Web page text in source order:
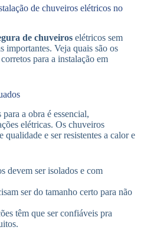
de chuveiros elétricos no
de chuveiros elétricos sem
importantes. Veja quais são os
para a instalação em
a obra é essencial,
elétricas. Os chuveiros
qualidade e ser resistentes a calor e
devem ser isolados e com
ser do tamanho certo para não
têm que ser confiáveis pra